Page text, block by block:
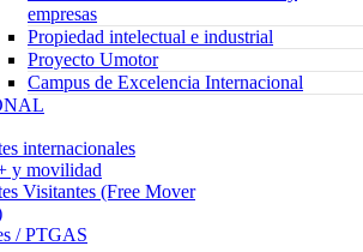
empresas
Propiedad intelectual e industrial
Proyecto Umotor
Campus de Excelencia Internacional
internacionales
y movilidad
Visitantes (Free Mover
/ PTGAS